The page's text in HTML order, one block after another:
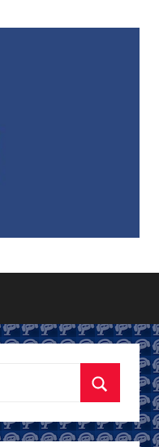
Buscar